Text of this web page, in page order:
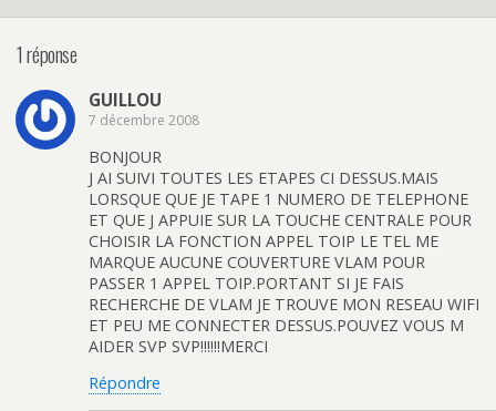
1 réponse
GUILLOU
7 décembre 2008
BONJOUR
J AI SUIVI TOUTES LES ETAPES CI DESSUS.MAIS
LORSQUE QUE JE TAPE 1 NUMERO DE TELEPHONE
ET QUE J APPUIE SUR LA TOUCHE CENTRALE POUR
CHOISIR LA FONCTION APPEL TOIP LE TEL ME
MARQUE AUCUNE COUVERTURE VLAM POUR
PASSER 1 APPEL TOIP.PORTANT SI JE FAIS
RECHERCHE DE VLAM JE TROUVE MON RESEAU WIFI
ET PEU ME CONNECTER DESSUS.POUVEZ VOUS M
AIDER SVP SVP!!!!!!MERCI
Répondre